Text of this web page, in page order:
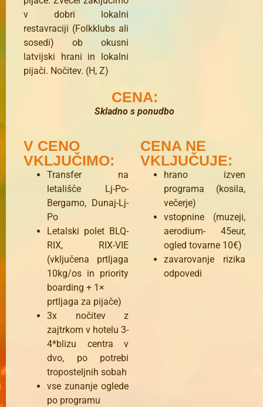
v dobri lokalni
restavraciji (Folkklubs ali
sosedi) ob okusni
latvijski hrani in lokalni
pijači. Nočitev. (H, Z)
CENA:
Skladno s ponudbo
V CENO
VKLJUČIMO:
Transfer na
letališče Lj-Po-
Bergamo, Dunaj-Lj-
Po
Letalski polet BLQ-
RIX, RIX-VIE
(vključena prtljaga
10kg/os in priority
boarding + 1×
prtljaga za pijače)
3x nočitev z
zajtrkom v hotelu 3-
4*blizu centra v
dvo, po potrebi
troposteljnih sobah
vse zunanje oglede
po programu
CENA NE
VKLJUČUJE:
hrano izven
programa (kosila,
večerje)
vstopnine (muzeji,
aerodium- 45eur,
ogled tovarne 10€)
zavarovanje rizika
odpovedi